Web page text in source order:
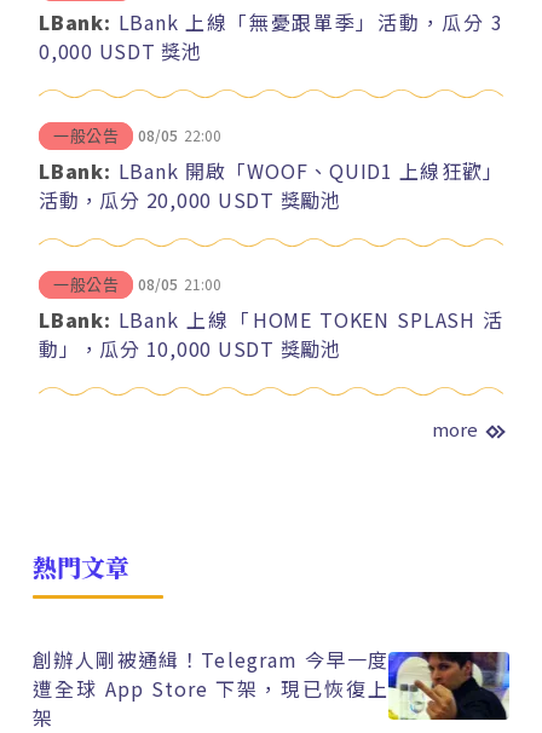
LBank: LBank 上線「無憂跟單季」活動，瓜分 3
0,000 USDT 獎池
一般公告 08/05 22:00
LBank: LBank 開啟「WOOF、QUID1 上線狂歡」
活動，瓜分 20,000 USDT 獎勵池
一般公告 08/05 21:00
LBank: LBank 上線「HOME TOKEN SPLASH 活
動」，瓜分 10,000 USDT 獎勵池
more
熱門文章
創辦人剛被通緝！Telegram 今早一度
遭全球 App Store 下架，現已恢復上
架